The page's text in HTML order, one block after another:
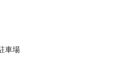
車場